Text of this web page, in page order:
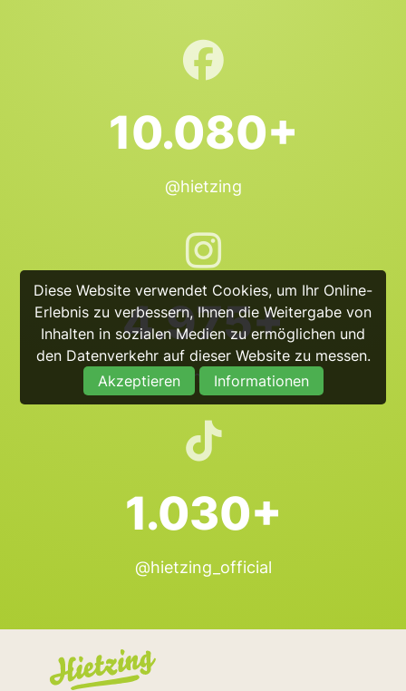
Diese Website verwendet Cookies, um Ihr Online-
Erlebnis zu verbessern, Ihnen die Weitergabe von
Inhalten in sozialen Medien zu ermöglichen und
den Datenverkehr auf dieser Website zu messen.
Akzeptieren
Informationen
10.080+
@hietzing
4.975+
@hietzing_official
1.030+
@hietzing_official